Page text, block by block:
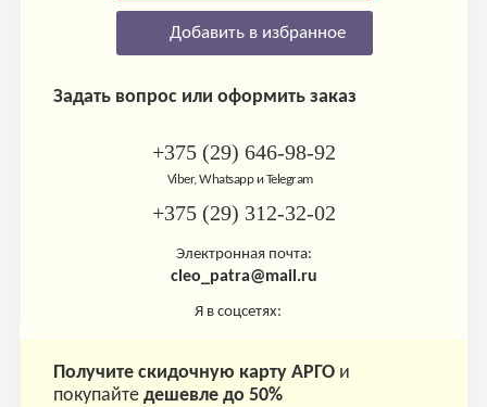
Добавить в избранное
Задать вопрос или оформить заказ
+375 (29) 646-98-92
Viber, Whatsapp и Telegram
+375 (29) 312-32-02
Электронная почта:
cleo_patra@mail.ru
Я в соцсетях:
Получите скидочную карту АРГОи
покупайте дешевле до 50%